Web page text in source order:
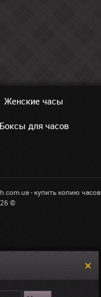
Женские часы
Боксы для часов
- купить копию часов
©
23